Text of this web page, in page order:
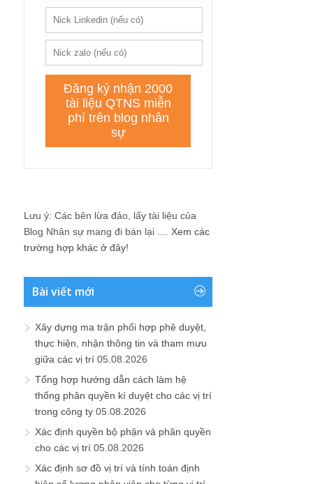
Lưu ý: Các bên lừa đảo, lấy tài liệu của
Blog Nhân sự mang đi bán lại .... Xem các
trường hợp khác ở đây!
Bài viết mới
Xây dựng ma trận phối hợp phê duyệt,
thực hiện, nhận thông tin và tham mưu
giữa các vị trí 05.08.2026
Tổng hợp hướng dẫn cách làm hệ
thống phân quyền kí duyệt cho các vị trí
trong công ty 05.08.2026
Xác định quyền bộ phận và phân quyền
cho các vị trí 05.08.2026
Xác định sơ đồ vị trí và tính toán định